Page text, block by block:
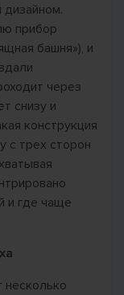
прибор
башня»), и
через
снизу и
конструкция
с трех сторон
и где чаще
несколько